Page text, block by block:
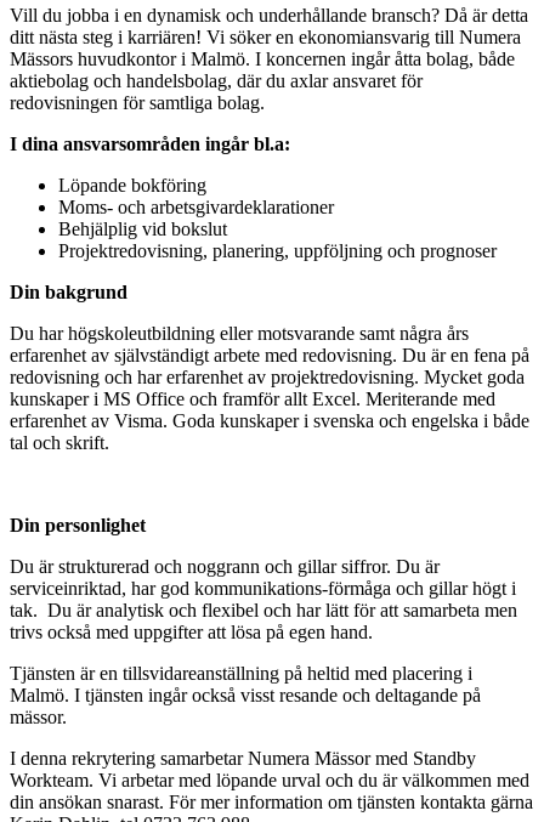
Vill du jobba i en dynamisk och underhållande bransch? Då är detta
ditt nästa steg i karriären! Vi söker en ekonomiansvarig till Numera
Mässors huvudkontor i Malmö. I koncernen ingår åtta bolag, både
aktiebolag och handelsbolag, där du axlar ansvaret för
redovisningen för samtliga bolag.
I dina ansvarsområden ingår bl.a:
Löpande bokföring
Moms- och arbetsgivardeklarationer
Behjälplig vid bokslut
Projektredovisning, planering, uppföljning och prognoser
Din bakgrund
Du har högskoleutbildning eller motsvarande samt några års
erfarenhet av självständigt arbete med redovisning. Du är en fena på
redovisning och har erfarenhet av projektredovisning. Mycket goda
kunskaper i MS Office och framför allt Excel. Meriterande med
erfarenhet av Visma. Goda kunskaper i svenska och engelska i både
tal och skrift.
Din personlighet
Du är strukturerad och noggrann och gillar siffror. Du är
serviceinriktad, har god kommunikations-förmåga och gillar högt i
tak. Du är analytisk och flexibel och har lätt för att samarbeta men
trivs också med uppgifter att lösa på egen hand.
Tjänsten är en tillsvidareanställning på heltid med placering i
Malmö. I tjänsten ingår också visst resande och deltagande på
mässor.
I denna rekrytering samarbetar Numera Mässor med Standby
Workteam. Vi arbetar med löpande urval och du är välkommen med
din ansökan snarast. För mer information om tjänsten kontakta gärna